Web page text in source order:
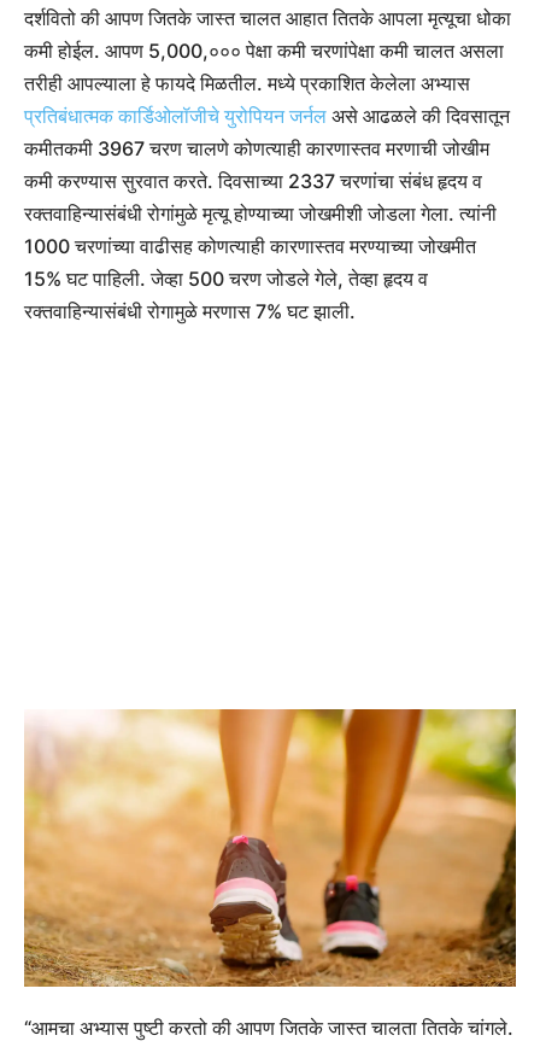
दर्शवितो की आपण जितके जास्त चालत आहात तितके आपला मृत्यूचा धोका
कमी होईल. आपण 5,000,००० पेक्षा कमी चरणांपेक्षा कमी चालत असला
तरीही आपल्याला हे फायदे मिळतील. मध्ये प्रकाशित केलेला अभ्यास
प्रतिबंधात्मक कार्डिओलॉजीचे युरोपियन जर्नल असे आढळले की दिवसातून
कमीतकमी 3967 चरण चालणे कोणत्याही कारणास्तव मरणाची जोखीम
कमी करण्यास सुरवात करते. दिवसाच्या 2337 चरणांचा संबंध हृदय व
रक्तवाहिन्यासंबंधी रोगांमुळे मृत्यू होण्याच्या जोखमीशी जोडला गेला.त्यांनी
1000 चरणांच्या वाढीसह कोणत्याही कारणास्तव मरण्याच्या जोखमीत
15% घट पाहिली. जेव्हा 500 चरण जोडले गेले, तेव्हा हृदय व
रक्तवाहिन्यासंबंधी रोगामुळे मरणास 7% घट झाली.
“आमचा अभ्यास पुष्टी करतो की आपण जितके जास्त चालता तितके चांगले.